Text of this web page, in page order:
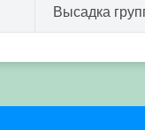
Высадка